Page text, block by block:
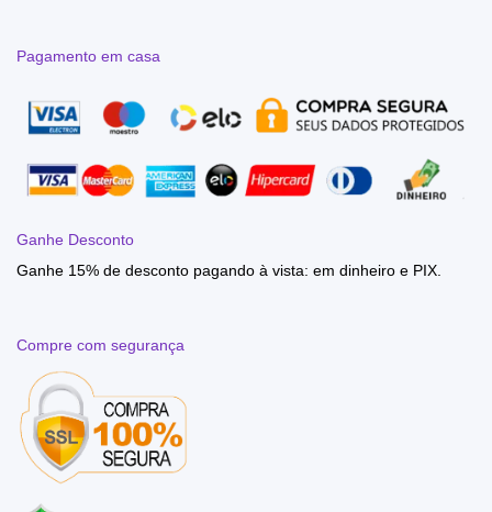
Pagamento em casa
Ganhe Desconto
Ganhe 15% de desconto pagando à vista: em dinheiro e PIX.
Compre com segurança